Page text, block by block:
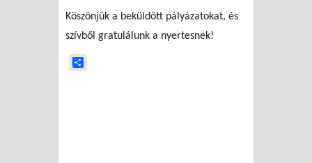
Köszönjük a beküldött pályázatokat, és
szívből gratulálunk a nyertesnek!